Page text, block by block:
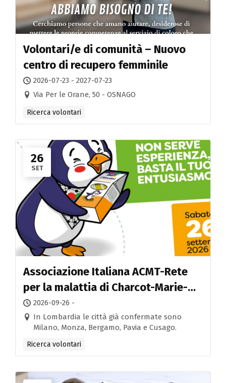
Volontari/e di comunità – Nuovo
centro di recupero femminile
2026-07-23 - 2027-07-23
Via Per le Orane, 50 - OSNAGO
Ricerca volontari
26
SET
Associazione Italiana ACMT-Rete
per la malattia di Charcot-Marie-
Tooth (CMT) ricerca volontari in
Lombardia
2026-09-26 -
In Lombardia le città già confermate sono
Milano, Monza, Bergamo, Pavia e Cusago.
Ricerca volontari